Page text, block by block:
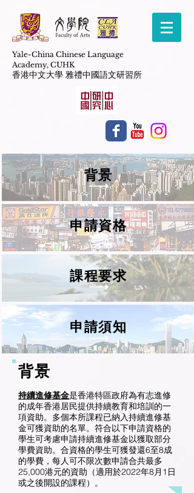
Yale-China Chinese Language
Academy, CUHK
香港中文大學 雅禮中國語文研習所
背景
申請資格
課程要求
申請須知
背景
持續進修基金是香港特區政府為有志進修
的成年香港居民提供持續教育和培訓的一
項資助。多個本所課程已納入持續進修基
金可獲資助的名單。符合以下申請資格的
學生可考慮申請持續進修基金以獲取部分
學費資助。合資格的學生可獲發還6至8成
的學費，每人可不限次數申請合共最多
25,000港元的資助（適用於2022年8月1日
或之後開設的課程）。